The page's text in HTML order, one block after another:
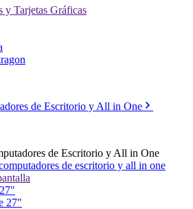
y Tarjetas Gráficas
de Escritorio y All in One
de Escritorio y All in One
de escritorio y all in one
27"